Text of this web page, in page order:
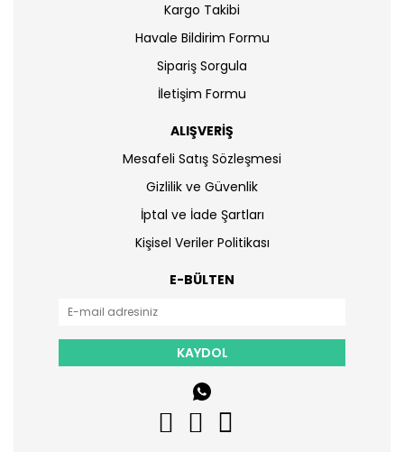
Kargo Takibi
Havale Bildirim Formu
Sipariş Sorgula
İletişim Formu
ALIŞVERİŞ
Mesafeli Satış Sözleşmesi
Gizlilik ve Güvenlik
İptal ve İade Şartları
Kişisel Veriler Politikası
E-BÜLTEN
KAYDOL